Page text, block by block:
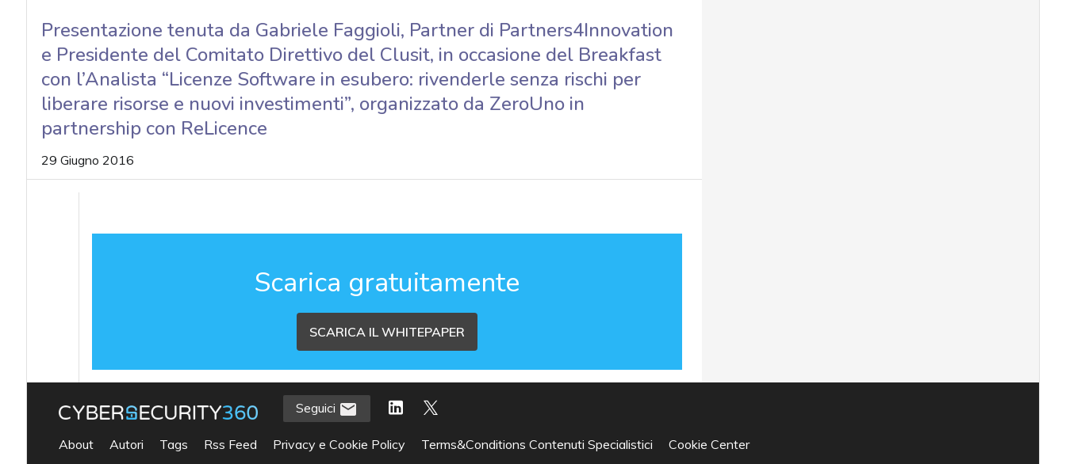
Presentazione tenuta da Gabriele Faggioli, Partner di Partners4Innovation
e Presidente del Comitato Direttivo del Clusit, in occasione del Breakfast
con l’Analista “Licenze Software in esubero: rivenderle senza rischi per
liberare risorse e nuovi investimenti”, organizzato da ZeroUno in
partnership con ReLicence
29 Giugno 2016
Scarica gratuitamente
SCARICA IL WHITEPAPER
Seguici
About Autori Tags Rss Feed Privacy e Cookie Policy Terms&Conditions Contenuti Specialistici Cookie Center